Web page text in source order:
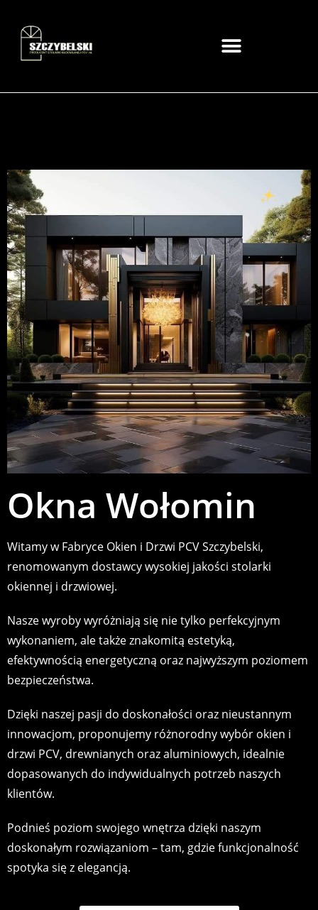
Okna Wołomin
Witamy w Fabryce Okien i Drzwi PCV Szczybelski,
renomowanym dostawcy wysokiej jakości stolarki
okiennej i drzwiowej.
Nasze wyroby wyróżniają się nie tylko perfekcyjnym
wykonaniem, ale także znakomitą estetyką,
efektywnością energetyczną oraz najwyższym poziomem
bezpieczeństwa.
Dzięki naszej pasji do doskonałości oraz nieustannym
innowacjom, proponujemy różnorodny wybór okien i
drzwi PCV, drewnianych oraz aluminiowych, idealnie
dopasowanych do indywidualnych potrzeb naszych
klientów.
Podnieś poziom swojego wnętrza dzięki naszym
doskonałym rozwiązaniom – tam, gdzie funkcjonalność
spotyka się z elegancją.